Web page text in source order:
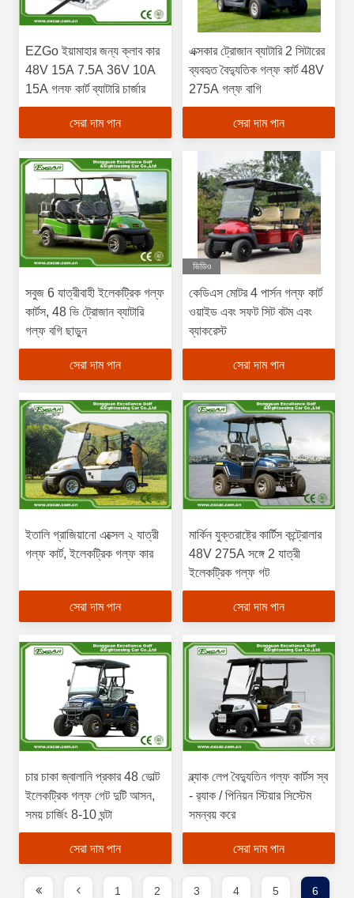
EZGo ইয়ামাহার জন্য ক্লাব কার
48V 15A 7.5A 36V 10A
15A গলফ কার্ট ব্যাটারি চার্জার
সেরা দাম পান
এক্সকার ট্রোজান ব্যাটারি 2 সিটারের
ব্যবহৃত বৈদ্যুতিক গল্ফ কার্ট 48V
275A গল্ফ বাগি
সেরা দাম পান
সবুজ 6 যাত্রীবাহী ইলেকট্রিক গল্ফ
কার্টস, 48 ভি ট্রোজান ব্যাটারি
গল্ফ বগি ছাড়ুন
সেরা দাম পান
ভিডিও
কেডিএস মোটর 4 পার্সন গল্ফ কার্ট
ওয়াইড এবং সফট সিট বটম এবং
ব্যাকরেস্ট
সেরা দাম পান
ইতালি গ্রাজিয়ানো এক্সেল ২ যাত্রী
গল্ফ কার্ট, ইলেকট্রিক গল্ফ কার
সেরা দাম পান
মার্কিন যুক্তরাষ্ট্রে কার্টিস কন্ট্রোলার
48V 275A সঙ্গে 2 যাত্রী
ইলেকট্রিক গল্ফ গট
সেরা দাম পান
চার চাকা জ্বালানি প্রকার 48 ভোল্ট
ইলেকট্রিক গল্ফ গেট দুটি আসন,
সময় চার্জিং 8-10 ঘন্টা
সেরা দাম পান
ব্ল্যাক লেপ বৈদ্যুতিন গল্ফ কার্টস স্ব
- র‌্যাক / পিনিয়ন স্টিয়ার সিস্টেম
সমন্বয় করে
সেরা দাম পান
1 2 3 4 5 6